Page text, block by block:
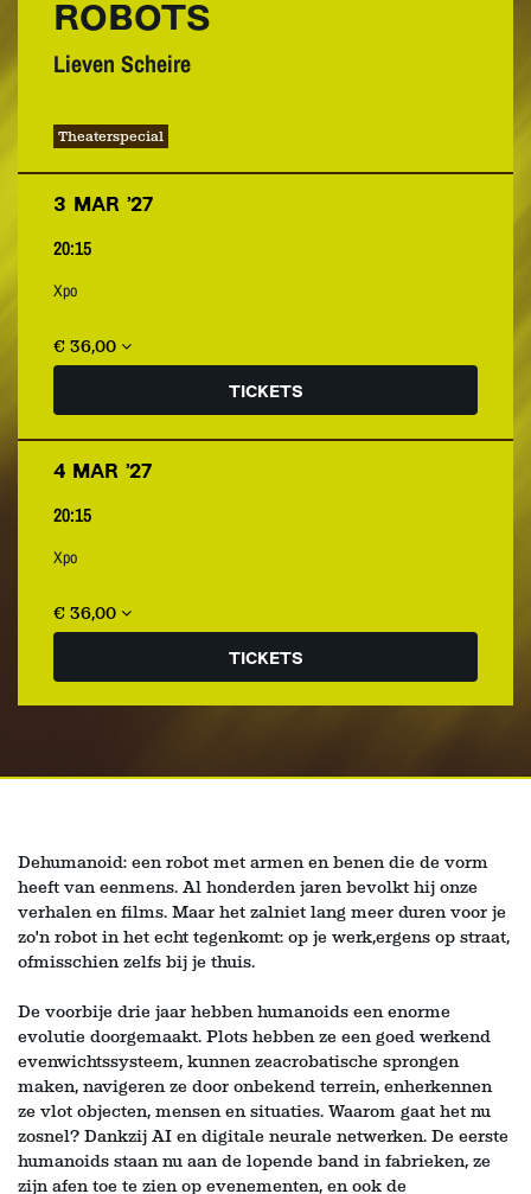
ROBOTS
Lieven Scheire
Theaterspecial
3 MAR ’27
20:15
Xpo
€ 36,00
TICKETS
4 MAR ’27
20:15
Xpo
€ 36,00
TICKETS
Dehumanoid: een robot met armen en benen die de vorm
heeft van eenmens. Al honderden jaren bevolkt hij onze
verhalen en films. Maar het zalniet lang meer duren voor je
zo'n robot in het echt tegenkomt: op je werk,ergens op straat,
ofmisschien zelfs bij je thuis.
De voorbije drie jaar hebben humanoids een enorme
evolutie doorgemaakt. Plots hebben ze een goed werkend
evenwichtssysteem, kunnen zeacrobatische sprongen
maken, navigeren ze door onbekend terrein, enherkennen
ze vlot objecten, mensen en situaties. Waarom gaat het nu
zosnel? Dankzij AI en digitale neurale netwerken. De eerste
humanoids staan nu aan de lopende band in fabrieken, ze
zijn afen toe te zien op evenementen, en ook de